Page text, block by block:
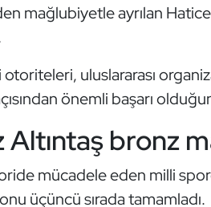
mağlubiyetle ayrılan
otoriteleri, uluslararası
önemli başarı
Altıntaş bronz
mücadele eden milli
üçüncü sırada tamamladı.